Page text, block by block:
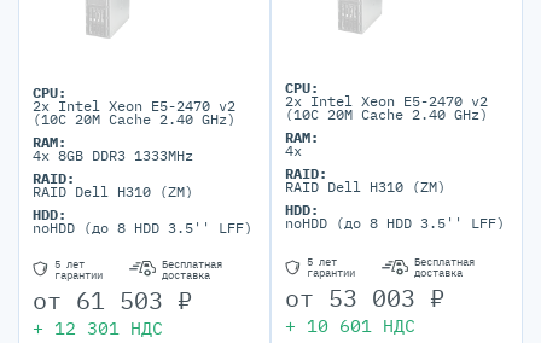
CPU:
2x Intel Xeon E5-2470 v2
(10C 20M Cache 2.40 GHz)
RAM:
4x 8GB DDR3 1333MHz
RAID:
RAID Dell H310 (ZM)
HDD:
noHDD (до 8 HDD 3.5'' LFF)
5 лет
гарантии
Бесплатная
доставка
от 61 503 ₽
+ 12 301 НДС
CPU:
2x Intel Xeon E5-2470 v2
(10C 20M Cache 2.40 GHz)
RAM:
4x
RAID:
RAID Dell H310 (ZM)
HDD:
noHDD (до 8 HDD 3.5'' LFF)
5 лет
гарантии
Бесплатная
доставка
от 53 003 ₽
+ 10 601 НДС